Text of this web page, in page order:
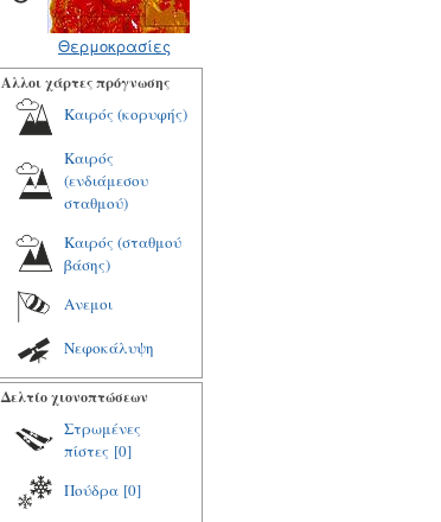
Θερμοκρασίες
Αλλοι χάρτες πρόγνωσης
Καιρός (κορυφής)
Καιρός
(ενδιάμεσου
σταθμού)
Καιρός (σταθμού
βάσης)
Ανεμοι
Νεφοκάλυψη
Δελτίο χιονοπτώσεων
Στρωμένες
πίστες [0]
Πούδρα [0]